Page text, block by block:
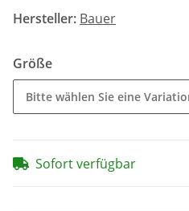
Hersteller: Bauer
Größe
Bitte wählen Sie eine
Sofort verfügbar